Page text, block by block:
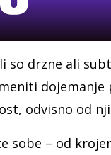
so drzne ali
odvisno od
sobe – od